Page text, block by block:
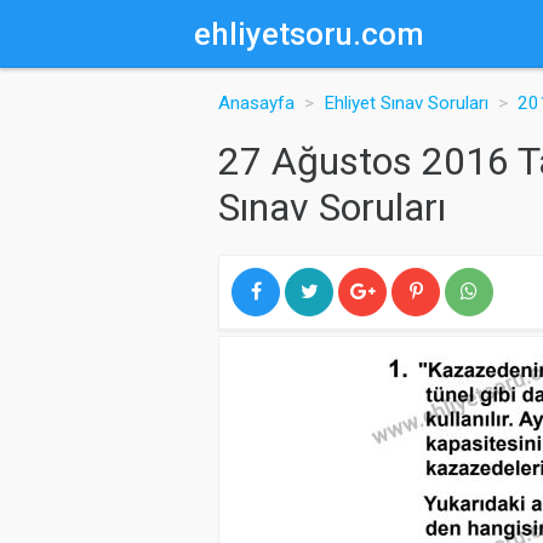
ehliyetsoru.com
Anasayfa Ehliyet Sınav Soruları
27 Ağustos 2016
Sınav Soruları